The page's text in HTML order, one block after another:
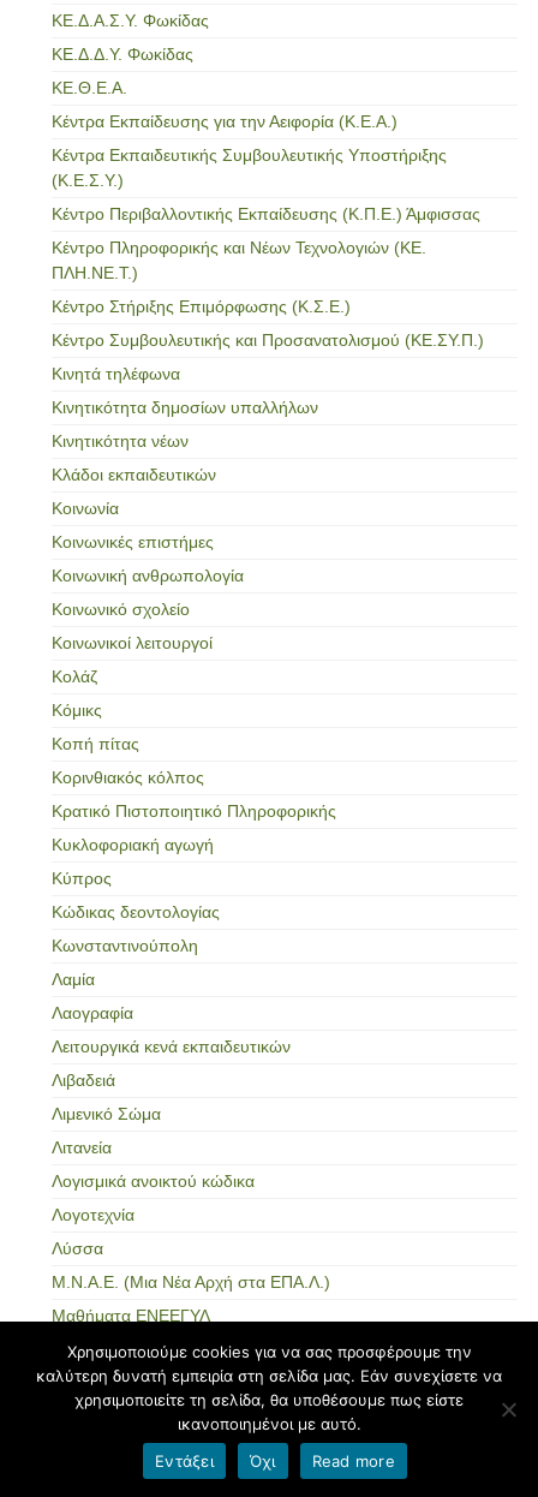
ΚΕ.Δ.Α.Σ.Υ. Φωκίδας
ΚΕ.Δ.Δ.Υ. Φωκίδας
ΚΕ.Θ.Ε.Α.
Κέντρα Εκπαίδευσης για την Αειφορία (Κ.Ε.Α.)
Κέντρα Εκπαιδευτικής Συμβουλευτικής Υποστήριξης
(Κ.Ε.Σ.Υ.)
Κέντρο Περιβαλλοντικής Εκπαίδευσης (Κ.Π.Ε.) Άμφισσας
Κέντρο Πληροφορικής και Νέων Τεχνολογιών (ΚΕ.
ΠΛΗ.ΝΕ.Τ.)
Κέντρο Στήριξης Επιμόρφωσης (Κ.Σ.Ε.)
Κέντρο Συμβουλευτικής και Προσανατολισμού (ΚΕ.ΣΥ.Π.)
Κινητά τηλέφωνα
Κινητικότητα δημοσίων υπαλλήλων
Κινητικότητα νέων
Κλάδοι εκπαιδευτικών
Κοινωνία
Κοινωνικές επιστήμες
Κοινωνική ανθρωπολογία
Κοινωνικό σχολείο
Κοινωνικοί λειτουργοί
Κολάζ
Κόμικς
Κοπή πίτας
Κορινθιακός κόλπος
Κρατικό Πιστοποιητικό Πληροφορικής
Κυκλοφοριακή αγωγή
Κύπρος
Κώδικας δεοντολογίας
Κωνσταντινούπολη
Λαμία
Λαογραφία
Λειτουργικά κενά εκπαιδευτικών
Λιβαδειά
Λιμενικό Σώμα
Λιτανεία
Λογισμικά ανοικτού κώδικα
Λογοτεχνία
Λύσσα
Μ.Ν.Α.Ε. (Μια Νέα Αρχή στα ΕΠΑ.Λ.)
Μαθήματα ΕΝΕΕΓΥΛ
Μαθήματα ΕΠΑ.Λ.
Μαθήματα Ι.Ε.Κ.
Μαθήματα Π.ΕΠΑ.Λ.
Μαθήματα Σ.Α.Ε.Κ.
Χρησιμοποιούμε cookies για να σας προσφέρουμε την
καλύτερη δυνατή εμπειρία στη σελίδα μας. Εάν συνεχίσετε να
χρησιμοποιείτε τη σελίδα, θα υποθέσουμε πως είστε
ικανοποιημένοι με αυτό.
Εντάξει
Όχι Read more